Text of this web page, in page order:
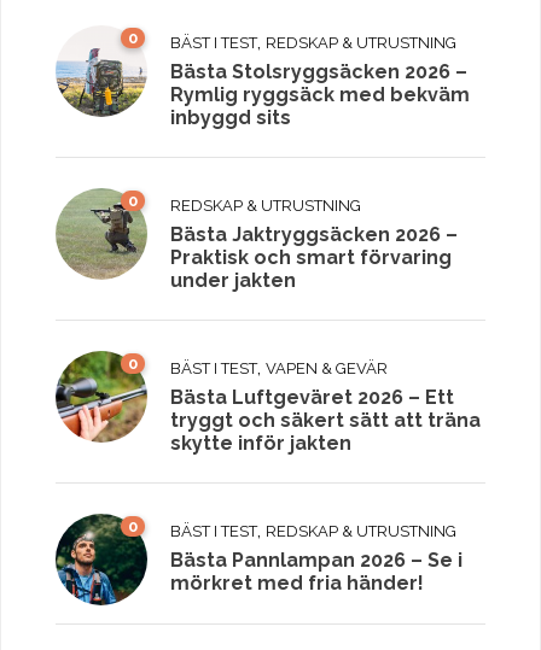
0 BÄST I TEST, REDSKAP & UTRUSTNING
Bästa Stolsryggsäcken 2026 –
Rymlig ryggsäck med bekväm
inbyggd sits
0 REDSKAP & UTRUSTNING
Bästa Jaktryggsäcken 2026 –
Praktisk och smart förvaring
under jakten
0 BÄST I TEST, VAPEN & GEVÄR
Bästa Luftgeväret 2026 – Ett
tryggt och säkert sätt att träna
skytte inför jakten
0 BÄST I TEST, REDSKAP & UTRUSTNING
Bästa Pannlampan 2026 – Se i
mörkret med fria händer!